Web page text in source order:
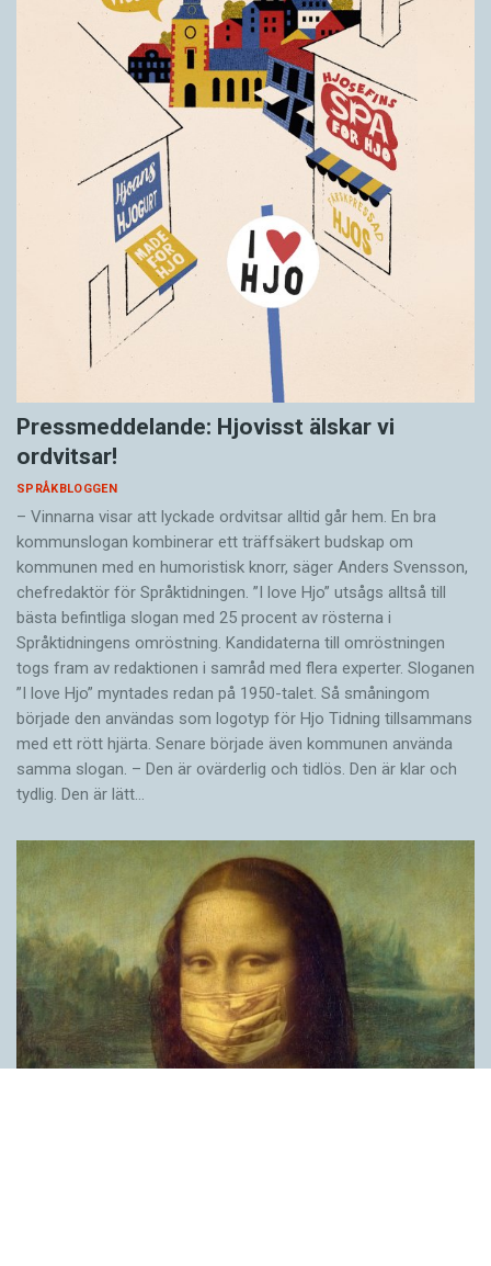
Pressmeddelande: Hjovisst älskar vi
ordvitsar!
SPRÅKBLOGGEN
– Vinnarna visar att lyckade ordvitsar alltid går hem. En bra
kommunslogan kombinerar ett träffsäkert budskap om
kommunen med en humoristisk knorr, säger Anders Svensson,
chefredaktör för Språktidningen. ”I love Hjo” utsågs alltså till
bästa befintliga slogan med 25 procent av rösterna i
Språktidningens omröstning. Kandidaterna till omröstningen
togs fram av redaktionen i samråd med flera experter. Sloganen
”I love Hjo” myntades redan på 1950-talet. Så småningom
började den användas som logotyp för Hjo Tidning tillsammans
med ett rött hjärta. Senare började även kommunen använda
samma slogan. – Den är ovärderlig och tidlös. Den är klar och
tydlig. Den är lätt…